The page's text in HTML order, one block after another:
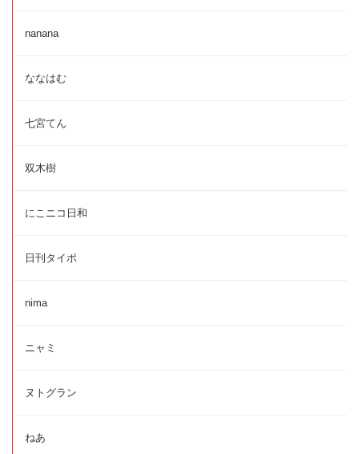
nanana
ななはむ
七宮てん
双木樹
にこニコ日和
日刊タイポ
nima
ニャミ
ヌトグラン
ねあ